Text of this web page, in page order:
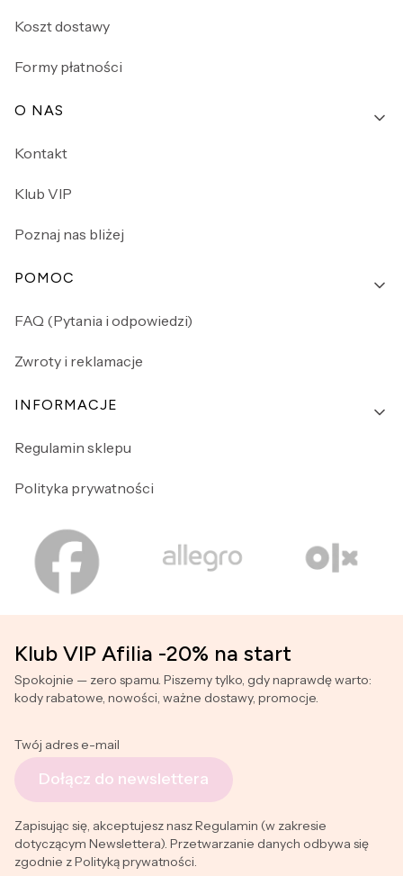
Koszt dostawy
Formy płatności
O NAS
Kontakt
Klub VIP
Poznaj nas bliżej
POMOC
FAQ (Pytania i odpowiedzi)
Zwroty i reklamacje
INFORMACJE
Regulamin sklepu
Polityka prywatności
Klub VIP Afilia -20% na start
Spokojnie — zero spamu. Piszemy tylko, gdy naprawdę warto:
kody rabatowe, nowości, ważne dostawy, promocje.
Twój adres e-mail
Dołącz do newslettera
Zapisując się, akceptujesz nasz Regulamin (w zakresie
dotyczącym Newslettera). Przetwarzanie danych odbywa się
zgodnie z Polityką prywatności.